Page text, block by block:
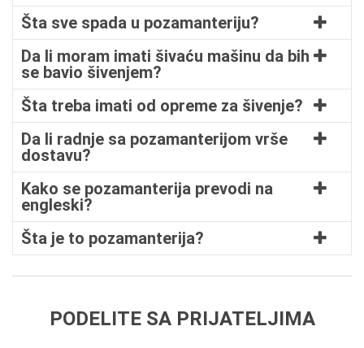
Šta sve spada u pozamanteriju?
Da li moram imati šivaću mašinu da bih
se bavio šivenjem?
Šta treba imati od opreme za šivenje?
Da li radnje sa pozamanterijom vrše
dostavu?
Kako se pozamanterija prevodi na
engleski?
Šta je to pozamanterija?
PODELITE SA PRIJATELJIMA